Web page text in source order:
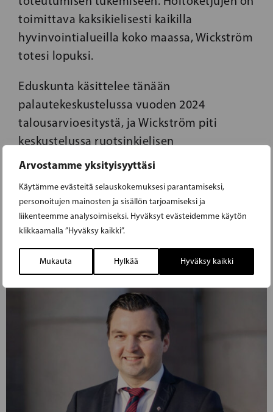
Arvostamme yksityisyyttäsi
Käytämme evästeitä selauskokemuksesi parantamiseksi,
personoitujen mainosten ja sisällön tarjoamiseksi ja
liikenteemme analysoimiseksi. Hyväksyt evästeidemme käytön
klikkaamalla ”Hyväksy kaikki”.
Mukauta Hylkää Hyväksy kaikki
toimittava kaksikielisesti kaikilla
hyvinvointialueilla koko maassa, Wickström
totesi lopuksi.
Eduskunta käsittelee tänään
palautekeskustelussa vuoden 2024
talousarvioesitystä, ja Wickström piti
keskustelussa ruotsinkielisen
eduskuntaryhmän puheenvuoron.